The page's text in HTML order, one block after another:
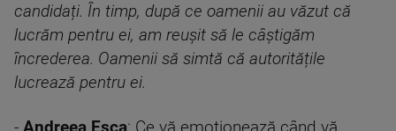
candidați. În timp, după ce oamenii au văzut că
lucrăm pentru ei, am reușit să le câștigăm
încrederea. Oamenii să simtă că autoritățile
lucrează pentru ei.